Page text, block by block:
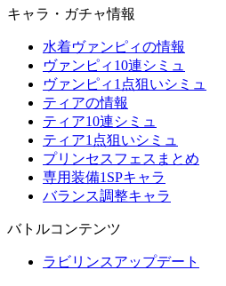
キャラ・ガチャ情報
水着ヴァンピィの情報
ヴァンピィ10連シミュ
ヴァンピィ1点狙いシミュ
ティアの情報
ティア10連シミュ
ティア1点狙いシミュ
プリンセスフェスまとめ
専用装備1SPキャラ
バランス調整キャラ
バトルコンテンツ
ラビリンスアップデート